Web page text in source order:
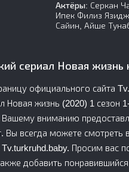
Актёры: Серкан
Ипек Филиз
Сайин, Айше
сериал Новая жизнь
официального сайта
Новая жизнь (2020) 1 сезон
вниманию
Вы всегда можете смотреть
Tv.turkruhd.baby. Просим вас
добавить